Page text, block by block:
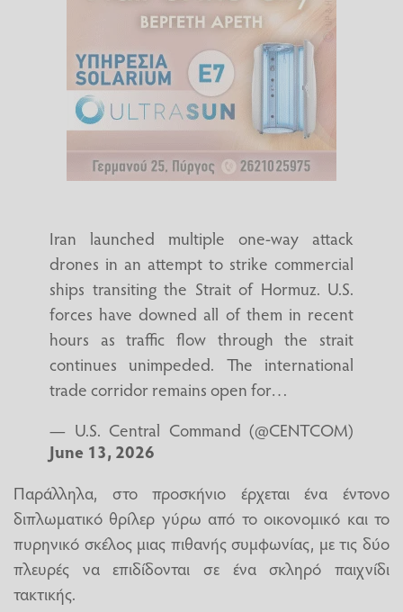
Iran launched multiple one-way attack
drones in an attempt to strike commercial
ships transiting the Strait of Hormuz. U.S.
forces have downed all of them in recent
hours as traffic flow through the strait
continues unimpeded. The international
trade corridor remains open for…
— U.S. Central Command (@CENTCOM)
June 13, 2026
Παράλληλα, στο προσκήνιο έρχεται ένα έντονο
διπλωματικό θρίλερ γύρω από το οικονομικό και το
πυρηνικό σκέλος μιας πιθανής συμφωνίας, με τις δύο
πλευρές να επιδίδονται σε ένα σκληρό παιχνίδι
τακτικής.